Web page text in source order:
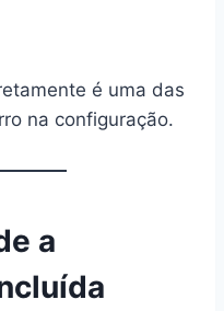
é uma das
na configuração.
a